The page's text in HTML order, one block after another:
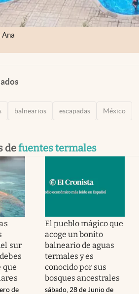
Ana
balnearios escapadas México
defuentes termales
sur
que
de
El pueblo mágico que
acoge un bonito
balneario de aguas
termales y es
conocido por sus
bosques ancestrales
sábado, 28 de Junio de